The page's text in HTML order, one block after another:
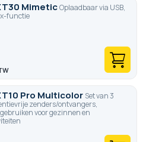
MimeticOplaadbaar via USB,
functie
Pro Multicolor Set van 3
zenders/ontvangers,
voor gezinnen en